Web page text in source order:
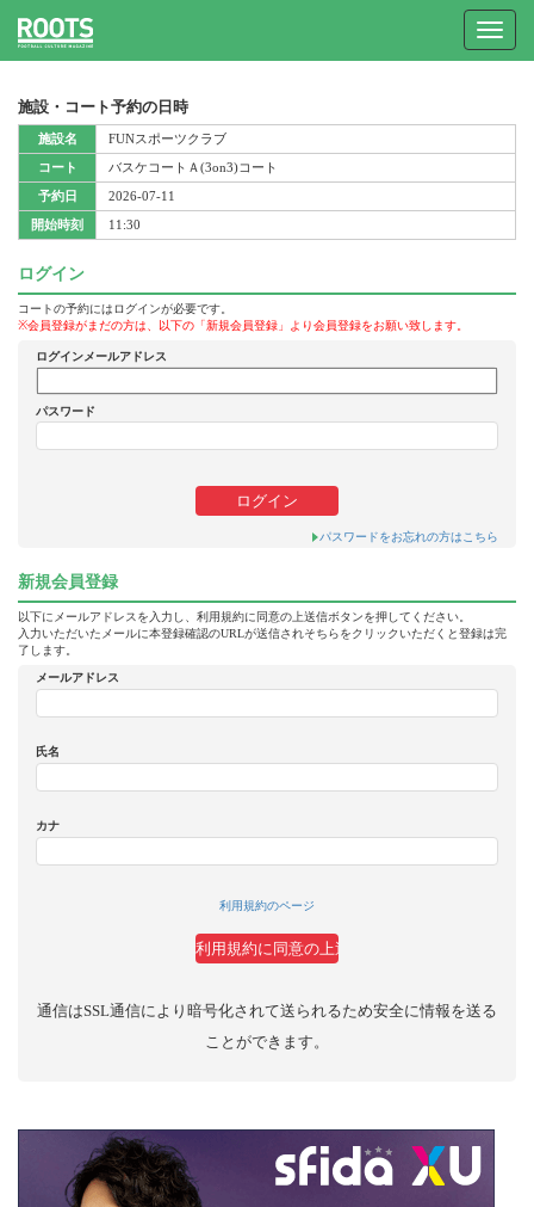
Toggle
施設・コート予約の日時
施設名
コート
予約日
開始時刻
FUNスポーツクラブ
バスケコートＡ(3on3)コート
2026-07-11
11:30
ログイン
コートの予約にはログインが必要です。
※会員登録がまだの方は、以下の「新規会員登録」より会員登録をお願い致します。
ログインメールアドレス
パスワード
パスワードをお忘れの方はこちら
新規会員登録
以下にメールアドレスを入力し、利用規約に同意の上送信ボタンを押してください。
入力いただいたメールに本登録確認のURLが送信されそちらをクリックいただくと登録は完
了します。
メールアドレス
氏名
カナ
利用規約のページ
通信はSSL通信により暗号化されて送られるため安全に情報を送る
ことができます。